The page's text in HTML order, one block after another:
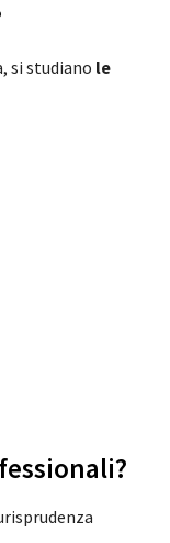
si studiano le